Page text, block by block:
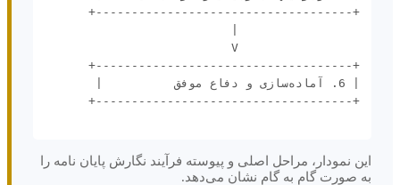
این نمودار، مراحل اصلی و پیوسته فرآیند نگارش پایان نامه را
به صورت گام به گام نشان می‌دهد.